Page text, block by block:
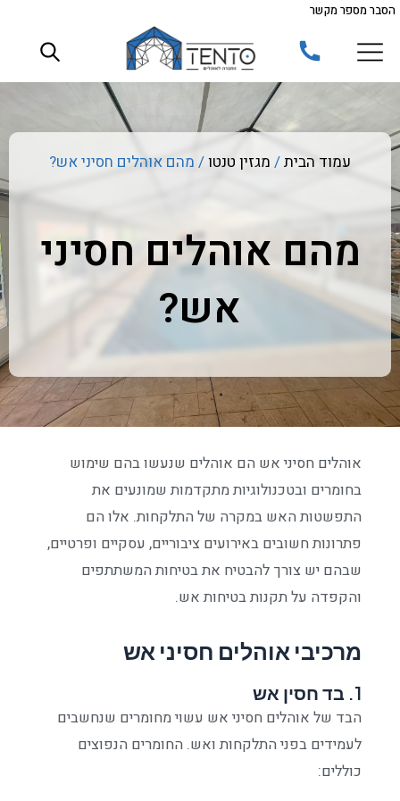
דילוג
לתוכן
הסבר מספר מקשר
עמוד הבית/ מגזין טנטו/ מהם אוהלים חסיני אש?
מהם אוהלים חסיני
אש?
אוהלים חסיני אש הם אוהלים שנעשו בהם שימוש
בחומרים ובטכנולוגיות מתקדמות שמונעים את
התפשטות האש במקרה של התלקחות. אלו הם
פתרונות חשובים באירועים ציבוריים, עסקיים ופרטיים,
שבהם יש צורך להבטיח את בטיחות המשתתפים
והקפדה על תקנות בטיחות אש.
מרכיבי אוהלים חסיני אש
1. בד חסין אש
הבד של אוהלים חסיני אש עשוי מחומרים שנחשבים
לעמידים בפני התלקחות ואש. החומרים הנפוצים
כוללים: